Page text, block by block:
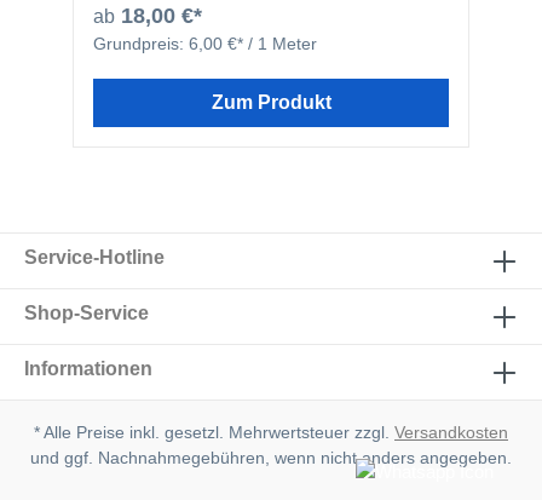
ab 18,00 €*
Grundpreis: 6,00 €* / 1 Meter
Zum Produkt
Service-Hotline
Shop-Service
Informationen
* Alle Preise inkl. gesetzl. Mehrwertsteuer zzgl. Versandkosten
und ggf. Nachnahmegebühren, wenn nicht anders angegeben.